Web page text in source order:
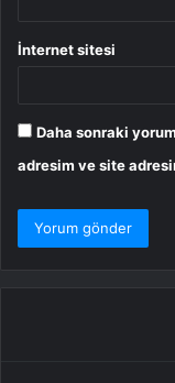
İnternet sitesi
Daha sonraki
adresim ve site